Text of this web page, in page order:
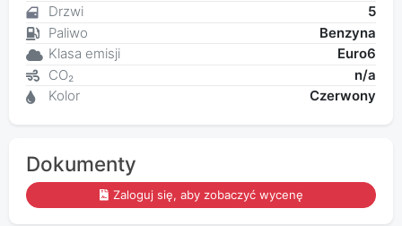
Drzwi
5
Paliwo
Benzyna
Klasa emisji
Euro6
CO₂
n/a
Kolor
Czerwony
Dokumenty
Zaloguj się, aby zobaczyć wycenę